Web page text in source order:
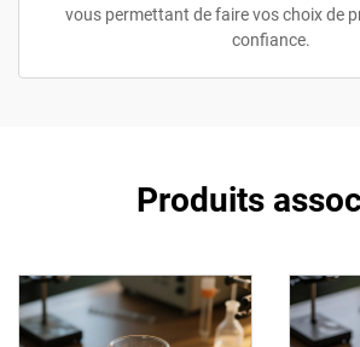
vous permettant de faire vos choix de
confiance.
Produits